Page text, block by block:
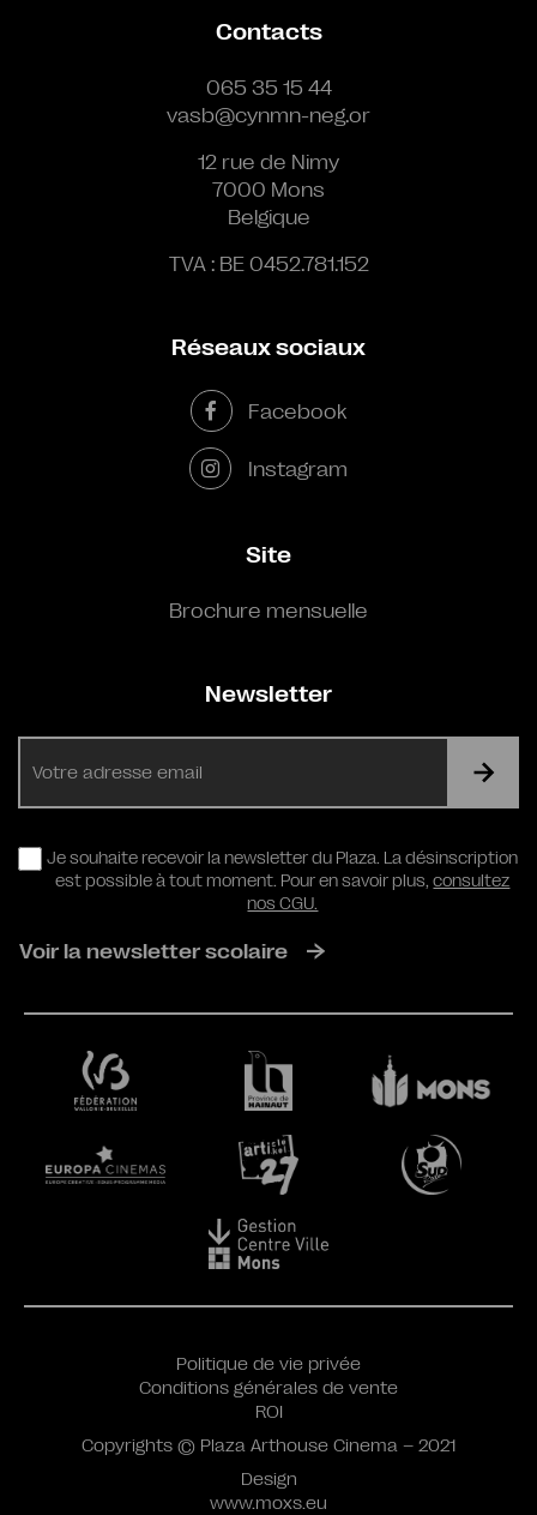
Contacts
065 35 15 44
vasb@cynmn-neg.or
12 rue de Nimy
7000 Mons
Belgique
TVA : BE 0452.781.152
Réseaux sociaux
Facebook
Instagram
Site
Brochure mensuelle
Newsletter
RGPD
Je souhaite recevoir la newsletter du Plaza. La désinscription
est possible à tout moment. Pour en savoir plus,consultez
nos CGU.
Voir la newsletter scolaire
Design
www.moxs.eu
Politique de vie privée
Conditions générales de vente
ROI
Copyrights © Plaza Arthouse Cinema – 2021